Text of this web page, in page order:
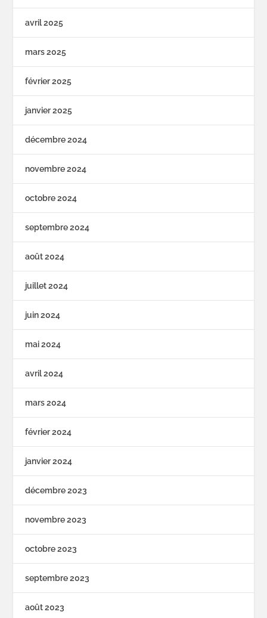
avril 2025
mars 2025
février 2025
janvier 2025
décembre 2024
novembre 2024
octobre 2024
septembre 2024
août 2024
juillet 2024
juin 2024
mai 2024
avril 2024
mars 2024
février 2024
janvier 2024
décembre 2023
novembre 2023
octobre 2023
septembre 2023
août 2023